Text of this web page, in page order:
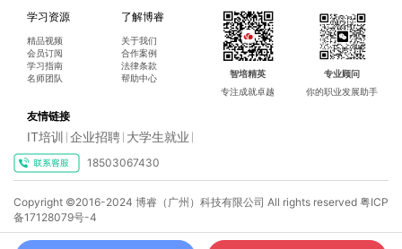
学习资源
精品视频
会员订阅
学习指南
名师团队
了解博睿
关于我们
合作案例
法律条款
帮助中心
智培精英
专注成就卓越
专业顾问
你的职业发展助手
友情链接
IT培训 企业招聘 大学生就业
18503067430
Copyright ©2016-2024 博睿（广州）科技有限公司 All rights reserved 粤ICP
备17128079号-4